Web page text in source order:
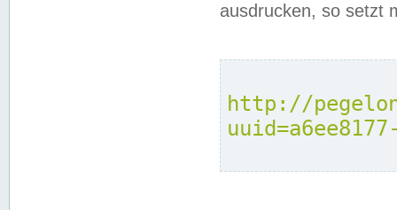
ausdrucken, so setzt
http://